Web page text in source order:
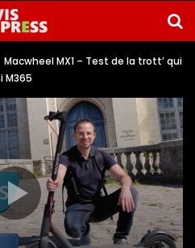
Macwheel MX1 – Test de la trott’ qui
M365